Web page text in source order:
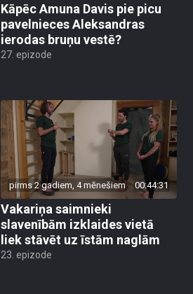
Kāpēc Amuna Davis pie picu
pavelnieces Aleksandras
ierodas bruņu vestē?
27. epizode
pirms 2 gadiem, 4 mēnešiem 00:44:31
Vakariņa saimnieki
slavenībām izklaides vietā
liek stāvēt uz īstām naglām
23. epizode